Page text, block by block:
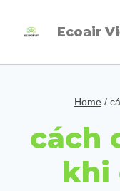
Ecoair
Home /
cách
khi